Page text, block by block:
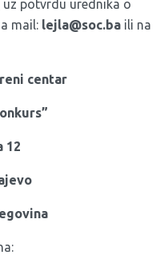
potvrdu urednika o
mail: lejla@soc.ba ili na
centar
12